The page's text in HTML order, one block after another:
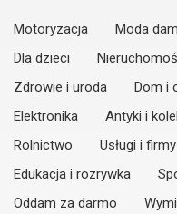
Motoryzacja Moda
Dla dzieci
Zdrowie i uroda
Dom i
Elektronika
Antyki i
Rolnictwo
Usługi i firmy
Edukacja i rozrywka
Oddam za darmo